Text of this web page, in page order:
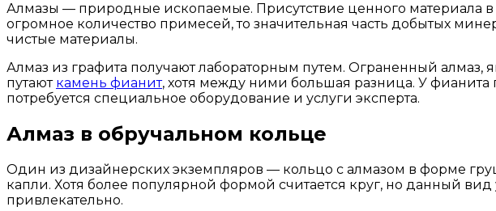
Алмазы — природные ископаемые. Присутствие ценного материала
огромное количество примесей, то значительная часть добытых
чистые материалы.
Алмаз из графита получают лабораторным путем. Ограненный
путают камень фианит, хотя между ними большая разница. У
потребуется специальное оборудование и услуги эксперта.
Алмаз в обручальном кольце
Один из дизайнерских экземпляров — кольцо с алмазом в форме
капли. Хотя более популярной формой считается круг, но данный
привлекательно.